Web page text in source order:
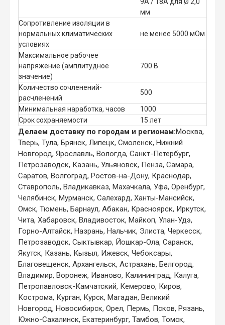
мм
Сопротивление изоляции в
нормальных климатических
условиях
не менее 5000 мОм
Максимальное рабочее
напряжение (амплитудное
значение)
700 В
Количество сочленений-
расчленений
500
Минимальная наработка, часов
1000
Срок сохраняемости
15 лет
Делаем доставку по городам и регионам:Москва,
Тверь, Тула, Брянск, Липецк, Смоленск, Нижний
Новгород, Ярославль, Вологда, Санкт-Петербург,
Петрозаводск, Казань, Ульяновск, Пенза, Самара,
Саратов, Волгоград, Ростов-на-Дону, Краснодар,
Ставрополь, Владикавказ, Махачкала, Уфа, Оренбург,
Челябинск, Мурманск, Салехард, Ханты-Мансийск,
Омск, Тюмень, Барнаул, Абакан, Красноярск, Иркутск,
Чита, Хабаровск, Владивосток, Майкоп, Улан-Удэ,
Горно-Алтайск, Назрань, Нальчик, Элиста, Черкесск,
Петрозаводск, Сыктывкар, Йошкар-Ола, Саранск,
Якутск, Казань, Кызыл, Ижевск, Чебоксары,
Благовещенск, Архангельск, Астрахань, Белгород,
Владимир, Воронеж, Иваново, Калининград, Калуга,
Петропавловск-Камчатский, Кемерово, Киров,
Кострома, Курган, Курск, Магадан, Великий
Новгород, Новосибирск, Орел, Пермь, Псков, Рязань,
Южно-Сахалинск, Екатеринбург, Тамбов, Томск,